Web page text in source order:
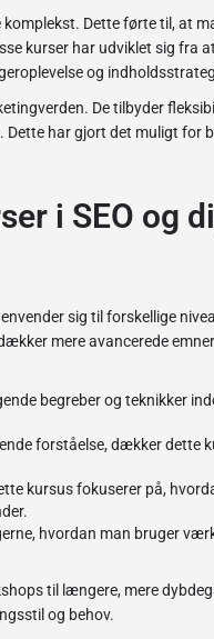
Dette førte til, at
kurser har udviklet sig fra
og
De tilbyder
har gjort det muligt for
i SEO og
sig til forskellige
mere avancerede
begreber og teknikker
forståelse, dækker dette
kursus fokuserer på,
hvordan man bruger
til længere, mere
og behov.